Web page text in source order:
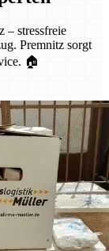
– stressfreie
Premnitz sorgt
🏠